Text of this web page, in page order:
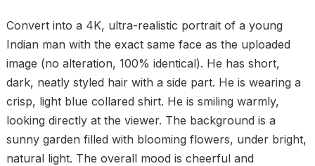
Convert into a 4K, ultra-realistic portrait of a young
Indian man with the exact same face as the uploaded
image (no alteration, 100% identical). He has short,
dark, neatly styled hair with a side part. He is wearing a
crisp, light blue collared shirt. He is smiling warmly,
looking directly at the viewer. The background is a
sunny garden filled with blooming flowers, under bright,
natural light. The overall mood is cheerful and